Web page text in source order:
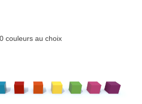
couleurs au choix